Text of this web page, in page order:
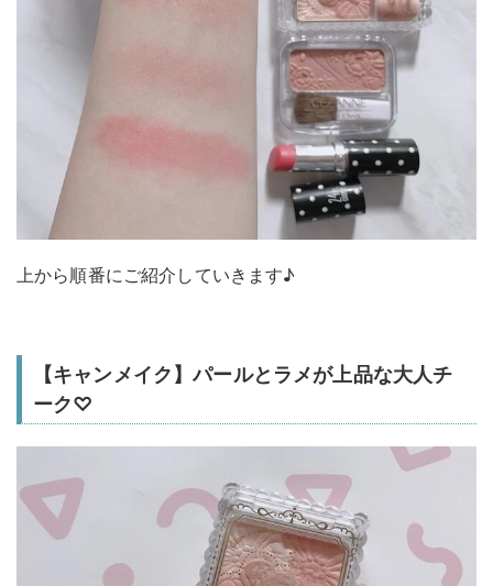
上から順番にご紹介していきます♪
【キャンメイク】パールとラメが上品な大人チ
ーク♡